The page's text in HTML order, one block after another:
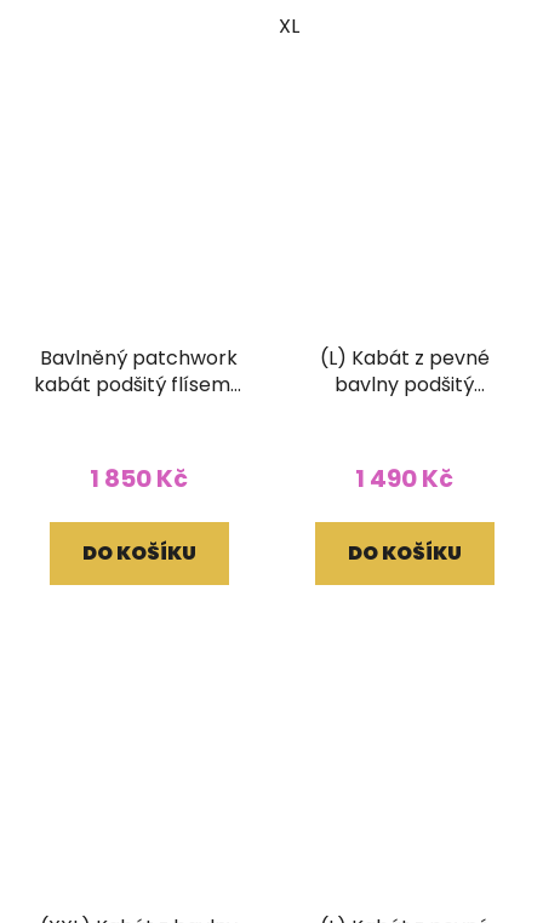
XL
Bavlněný patchwork
kabát podšitý flísem s
1 850 Kč
DO KOŠÍKU
(L) Kabát z pevné
bavlny podšitý
1 490 Kč
DO KOŠÍKU